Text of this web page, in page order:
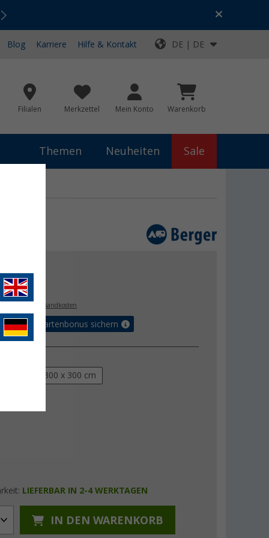
Top-Deals für dein Abenteuer!
Blog Karriere Hilfe & Kontakt DE | DE
Filialen Merkzettel Mein Konto Warenkorb
Themen Neuheiten Sale
€
zzgl. Versandkosten
Vorteilskartenbonus sichern
300 x 300 cm
LIEFERBAR IN 2-4 WERKTAGEN
IN DEN WARENKORB